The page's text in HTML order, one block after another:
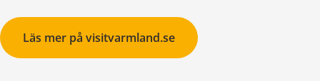
Läs mer på visitvarmland.se